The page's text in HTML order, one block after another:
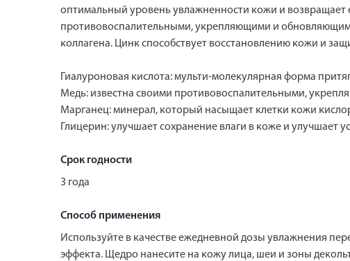
оптимальный уровень увлажненности кожи и
противовоспалительными, укрепляющими и
коллагена. Цинк способствует восстановлению кожи и
Гиалуроновая кислота: мульти-молекулярная форма
Медь: известна своими противовоспалительными,
Марганец: минерал, который насыщает клетки кожи
Глицерин: улучшает сохранение влаги в коже и улучшает
Срок годности
3 года
Способ применения
Используйте в качестве ежедневной дозы увлажнения
эффекта. Щедро нанесите на кожу лица, шеи и зоны